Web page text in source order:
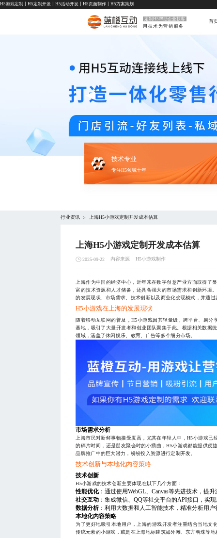
H5游戏定制 H5定制开发 H5活动开发 H5页面制作 H5方案策划
定制H5帮助企业获客
用技术为营销服务
首
技术专业
专注H5领域十年
行业资讯 > 上海H5小游戏定制开发成本估算
上海H5小游戏定制开发成本估算
2025-09-22 内容来源 H5小游戏制作
上海作为中国的经济中心，近年来在数字创意产业方面取得了
富的技术资源和人才储备，还具备强大的市场需求和创新环境
的发展现状、市场需求、技术创新以及商业化变现模式，并通
H5小游戏在上海的发展现状
随着移动互联网的普及，H5小游戏因其轻量级、跨平台、易
基地，吸引了大量开发者和创业团队聚集于此。根据相关数据
领域，涵盖了休闲娱乐、教育、广告等多个细分市场。
市场需求分析
上海市民对新鲜事物接受度高，尤其在年轻人中，H5小游戏
的碎片时间，还是朋友聚会时的小插曲，H5小游戏都能提供便
品牌推广中的巨大潜力，纷纷投入资源进行定制开发。
技术创新与本地化内容策略
技术创新
H5小游戏的技术创新主要体现在以下几个方面：
性能优化：通过使用WebGL、Canvas等先进技术，提
社交互动 ：集成微信、QQ等社交平台的API接口，实
数据分析：利用大数据和人工智能技术，精准分析用
本地化内容策略
为了更好地吸引本地用户，上海的游戏开发者注重结合当地文
传统元素的小游戏，或是在上海地标建筑如外滩、东方明珠等